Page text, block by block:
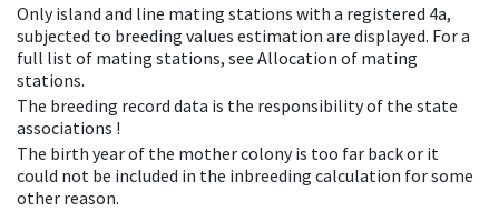
Only island and line mating stations with a registered 4a,
subjected to breeding values estimation are displayed. For a
full list of mating stations, see Allocation of mating
stations.
The breeding record data is the responsibility of the state
associations !
The birth year of the mother colony is too far back or it
could not be included in the inbreeding calculation for some
other reason.